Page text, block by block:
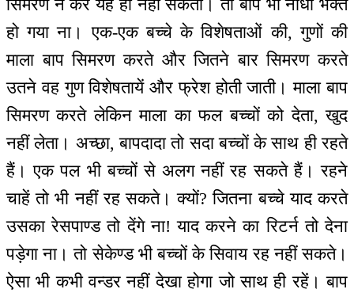
सिमरण न करे यह हो नहीं सकता। तो बाप भी नौधा भक्त
हो गया ना। एक-एक बच्चे के विशेषताओं की, गुणों की
माला बाप सिमरण करते और जितने बार सिमरण करते
उतने वह गुण विशेषतायें और फ्रेश होती जाती। माला बाप
सिमरण करते लेकिन माला का फल बच्चों को देता, खुद
नहीं लेता। अच्छा, बापदादा तो सदा बच्चों के साथ ही रहते
हैं। एक पल भी बच्चों से अलग नहीं रह सकते हैं। रहने
चाहें तो भी नहीं रह सकते। क्यों? जितना बच्चे याद करते
उसका रेसपाण्ड तो देंगे ना! याद करने का रिटर्न तो देना
पड़ेगा ना। तो सेकेण्ड भी बच्चों के सिवाय रह नहीं सकते।
ऐसा भी कभी वन्डर नहीं देखा होगा जो साथ ही रहें। बाप